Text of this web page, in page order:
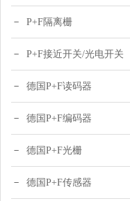
P+F隔离栅
P+F接近开关/光电开关
德国P+F读码器
德国P+F编码器
德国P+F光栅
德国P+F传感器